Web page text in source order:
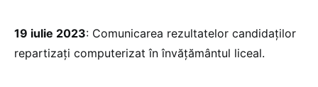
19 iulie 2023: Comunicarea rezultatelor candidaților
repartizați computerizat în învățământul liceal.